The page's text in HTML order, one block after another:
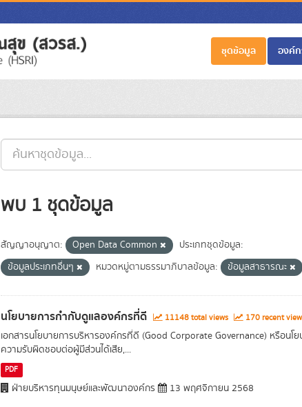
ชุดข้อมูล องค์
พบ 1 ชุดข้อมูล
สัญญาอนุญาต: Open Data Common
ประเภทชุดข้อมูล:
ข้อมูลประเภทอื่นๆ
หมวดหมู่ตามธรรมาภิบาลข้อมูล: ข้อมูลสาธารณะ
นโยบายการกำกับดูแลองค์กรที่ดี 11148 total views 170 recent
เอกสารนโยบายการบริหารองค์กรที่ดี (Good Corporate Governance) หรือน
ความรับผิดชอบต่อผู้มีส่วนได้เสีย,...
PDF
ฝ่ายบริหารทุนมนุษย์และพัฒนาองค์กร 13 พฤศจิกายน 2568